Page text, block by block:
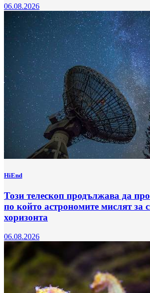
06.08.2026
HiEnd
Този телескоп продължава да
по който астрономите мислят за
хоризонта
06.08.2026